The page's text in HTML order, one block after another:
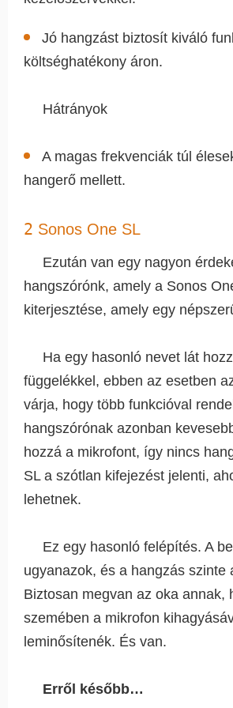
Jó hangzást biztosít kiváló
költséghatékony áron.
Hátrányok
A magas frekvenciák túl
hangerő mellett.
2 Sonos One SL
Ezután van egy nagyon
hangszórónk, amely a Sonos
kiterjesztése, amely egy
Ha egy hasonló nevet lát
függelékkel, ebben az esetben
várja, hogy több funkcióval
hangszórónak azonban
hozzá a mikrofont, így nincs
SL a szótlan kifejezést jelenti,
lehetnek.
Ez egy hasonló felépítés. A
ugyanazok, és a hangzás szinte
Biztosan megvan az oka annak,
szemében a mikrofon
leminősítenék. És van.
Erről később…